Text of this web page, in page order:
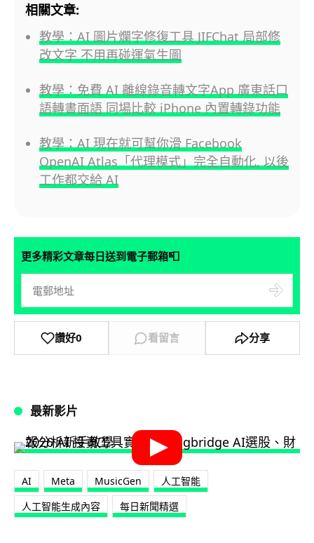
相關文章:
教學：AI 圖片爛字修復工具 JIFChat 局部修
改文字 不用再碰運氣生圖
教學：免費 AI 離線錄音轉文字App 廣東話口
語轉書面語 同場比較 iPhone 內置轉錄功能
教學：AI 現在就可幫你滑 Facebook
OpenAI Atlas「代理模式」完全自動化, 以後
工作都交給 AI
更多精彩文章每日送到電子郵箱📮
讚好0 看留言 分享
最新影片
AI Meta MusicGen
人工智能
人工智能生成內容
每日新聞精選